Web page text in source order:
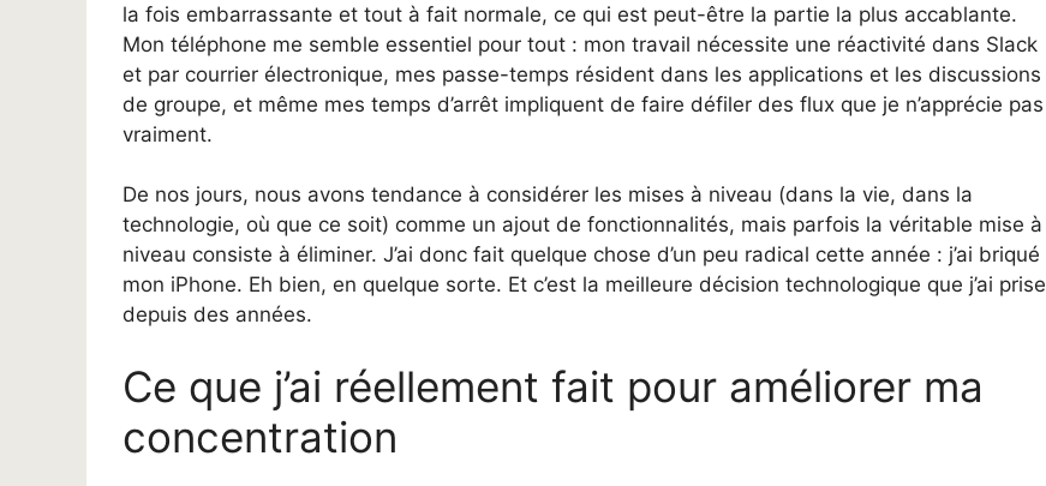
la fois embarrassante et tout à fait normale, ce qui est peut-être la partie la plus accablante.
Mon téléphone me semble essentiel pour tout : mon travail nécessite une réactivité dans Slack
et par courrier électronique, mes passe-temps résident dans les applications et les discussions
de groupe, et même mes temps d’arrêt impliquent de faire défiler des flux que je n’apprécie pas
vraiment.
De nos jours, nous avons tendance à considérer les mises à niveau (dans la vie, dans la
technologie, où que ce soit) comme un ajout de fonctionnalités, mais parfois la véritable mise à
niveau consiste à éliminer. J’ai donc fait quelque chose d’un peu radical cette année : j’ai briqué
mon iPhone. Eh bien, en quelque sorte. Et c’est la meilleure décision technologique que j’ai prise
depuis des années.
Ce que j’ai réellement fait pour améliorer ma
concentration